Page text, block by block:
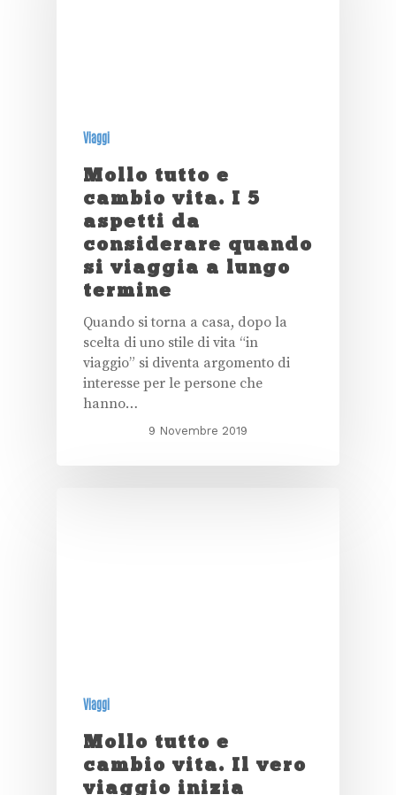
Viaggi
Mollo tutto e
cambio vita. I 5
aspetti da
considerare quando
si viaggia a lungo
termine
Quando si torna a casa, dopo la
scelta di uno stile di vita “in
viaggio” si diventa argomento di
interesse per le persone che
hanno…
9 Novembre 2019
Viaggi
Mollo tutto e
cambio vita. Il vero
viaggio inizia